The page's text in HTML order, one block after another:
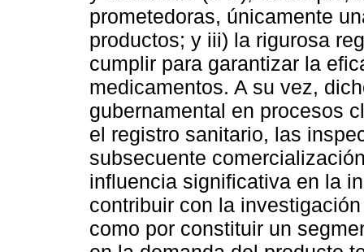
prometedoras, únicamente
productos; y iii) la rigurosa
cumplir para garantizar la
medicamentos. A su vez,
gubernamental en procesos
el registro sanitario, las
subsecuente
influencia significativa en la
contribuir con la
como por constituir un